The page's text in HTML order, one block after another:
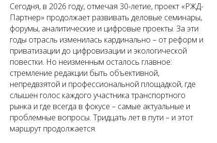
Сегодня, в 2026 году, отмечая 30-летие, проект «РЖД-
Партнер» продолжает развивать деловые семинары,
форумы, аналитические и цифровые проекты. За эти
годы отрасль изменилась кардинально – от реформ и
приватизации до цифровизации и экологической
повестки. Но неизменным осталось главное:
стремление редакции быть объективной,
непредвзятой и профессиональной площадкой, где
слышен голос каждого участника транспортного
рынка и где всегда в фокусе – самые актуальные и
проблемные вопросы. Тридцать лет в пути – и этот
маршрут продолжается.